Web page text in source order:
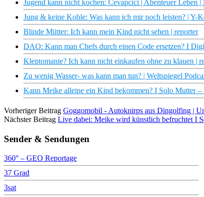
Jugend kann nicht kochen: Cevapcici | Abenteuer Leben |
Jung & keine Kohle: Was kann ich mir noch leisten? | Y-
Blinde Mütter: Ich kann mein Kind nicht sehen | reporter
DAO: Kann man Chefs durch einen Code ersetzen? I
Kleptomanie? Ich kann nicht einkaufen ohne zu klauen |
Zu wenig Wasser- was kann man tun? | Weltspiegel
Kann Meike alleine ein Kind bekommen? I Solo Mutter
Vorheriger Beitrag Goggomobil - Autoknirps aus Dingolfing |
Nächster Beitrag Live dabei: Meike wird künstlich befruchtet I
Sender & Sendungen
360° – GEO Reportage
37 Grad
3sat